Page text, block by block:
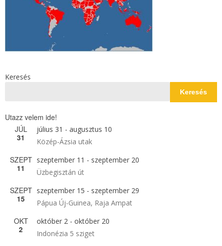
Keresés
Keresés
Utazz velem ide!
JÚL
31
július 31 - augusztus 10
Közép-Ázsia utak
SZEPT
11
szeptember 11 - szeptember 20
Üzbegisztán út
SZEPT
15
szeptember 15 - szeptember 29
Pápua Új-Guinea, Raja Ampat
OKT
2
október 2 - október 20
Indonézia 5 sziget